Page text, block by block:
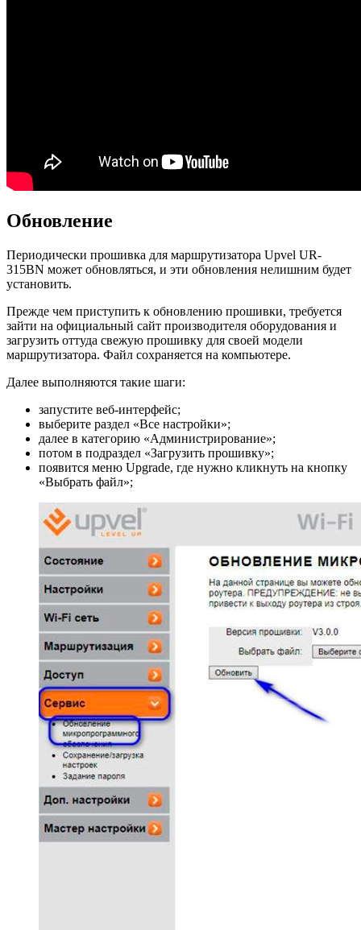
Обновление
Периодически прошивка для маршрутизатора Upvel UR-
315BN может обновляться, и эти обновления нелишним будет
установить.
Прежде чем приступить к обновлению прошивки, требуется
зайти на официальный сайт производителя оборудования и
загрузить оттуда свежую прошивку для своей модели
маршрутизатора. Файл сохраняется на компьютере.
Далее выполняются такие шаги:
запустите веб-интерфейс;
выберите раздел «Все настройки»;
далее в категорию «Администрирование»;
потом в подраздел «Загрузить прошивку»;
появится меню Upgrade, где нужно кликнуть на кнопку
«Выбрать файл»;